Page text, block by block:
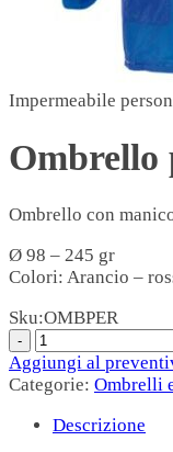
Impermeabile
Ombrello
Ombrello con
Ø 98 – 245 gr
Colori: Arancio –
Sku:OMBPER
Aggiungi al
Categorie: Ombrelli
Descrizione